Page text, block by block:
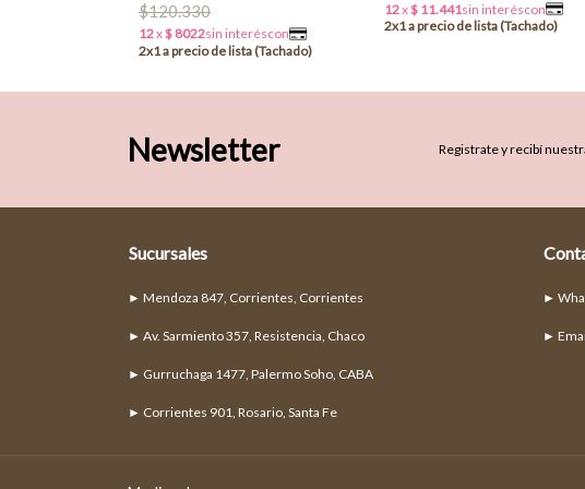
$120.330
Newsletter Registrate y recibí
Sucursales
► Mendoza 847, Corrientes, Corrientes
► Av. Sarmiento 357, Resistencia, Chaco
► Gurruchaga 1477, Palermo Soho, CABA
► Corrientes 901, Rosario, Santa Fe
►